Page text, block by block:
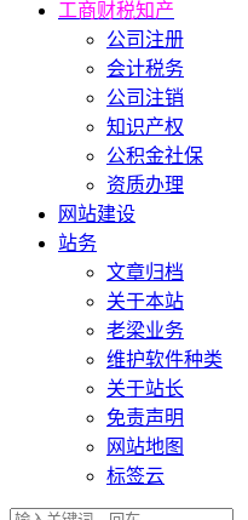
工商财税知产
公司注册
会计税务
公司注销
知识产权
公积金社保
资质办理
网站建设
站务
文章归档
关于本站
老梁业务
维护软件种类
关于站长
免责声明
网站地图
标签云